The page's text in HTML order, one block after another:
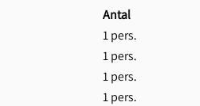
Antal
1 pers.
1 pers.
1 pers.
1 pers.